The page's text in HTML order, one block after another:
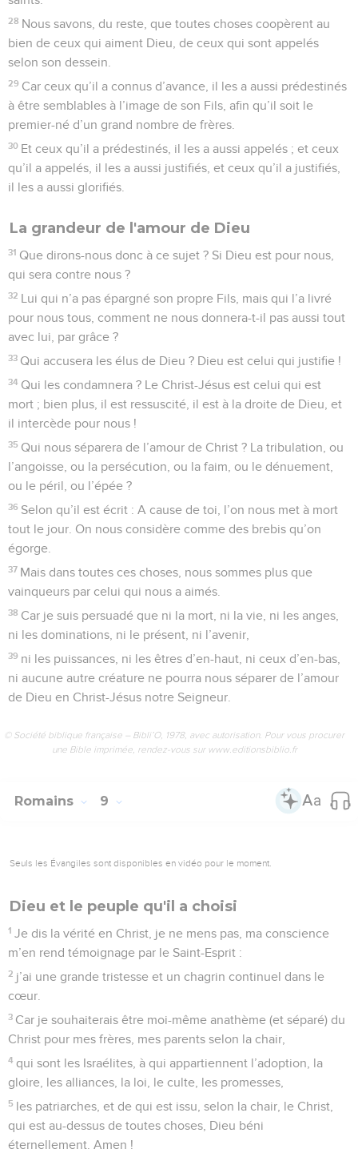
28 Nous savons, du reste, que toutes choses coopèrent au
bien de ceux qui aiment Dieu, de ceux qui sont appelés
selon son dessein.
29 Car ceux qu’il a connus d’avance, il les a aussi prédestinés
à être semblables à l’image de son Fils, afin qu’il soit le
premier-né d’un grand nombre de frères.
30 Et ceux qu’il a prédestinés, il les a aussi appelés ; et ceux
qu’il a appelés, il les a aussi justifiés, et ceux qu’il a justifiés,
il les a aussi glorifiés.
La grandeur de l'amour de Dieu
31 Que dirons-nous donc à ce sujet ? Si Dieu est pour nous,
qui sera contre nous ?
32 Lui qui n’a pas épargné son propre Fils, mais qui l’a livré
pour nous tous, comment ne nous donnera-t-il pas aussi tout
avec lui, par grâce ?
33 Qui accusera les élus de Dieu ? Dieu est celui qui justifie !
34 Qui les condamnera ? Le Christ-Jésus est celui qui est
mort ; bien plus, il est ressuscité, il est à la droite de Dieu, et
il intercède pour nous !
35 Qui nous séparera de l’amour de Christ ? La tribulation, ou
l’angoisse, ou la persécution, ou la faim, ou le dénuement,
ou le péril, ou l’épée ?
36 Selon qu’il est écrit : A cause de toi, l’on nous met à mort
tout le jour. On nous considère comme des brebis qu’on
égorge.
37 Mais dans toutes ces choses, nous sommes plus que
vainqueurs par celui qui nous a aimés.
38 Car je suis persuadé que ni la mort, ni la vie, ni les anges,
ni les dominations, ni le présent, ni l’avenir,
39 ni les puissances, ni les êtres d’en-haut, ni ceux d’en-bas,
ni aucune autre créature ne pourra nous séparer de l’amour
de Dieu en Christ-Jésus notre Seigneur.
© Société biblique française – Bibli’O, 1978, avec autorisation. Pour vous procurer
une Bible imprimée, rendez-vous sur www.editionsbiblio.fr
Romains 9
Seuls les Évangiles sont disponibles en vidéo pour le moment.
Dieu et le peuple qu'il a choisi
1 Je dis la vérité en Christ, je ne mens pas, ma conscience
m’en rend témoignage par le Saint-Esprit :
2 j’ai une grande tristesse et un chagrin continuel dans le
cœur.
3 Car je souhaiterais être moi-même anathème (et séparé) du
Christ pour mes frères, mes parents selon la chair,
4 qui sont les Israélites, à qui appartiennent l’adoption, la
gloire, les alliances, la loi, le culte, les promesses,
5 les patriarches, et de qui est issu, selon la chair, le Christ,
qui est au-dessus de toutes choses, Dieu béni
éternellement. Amen !